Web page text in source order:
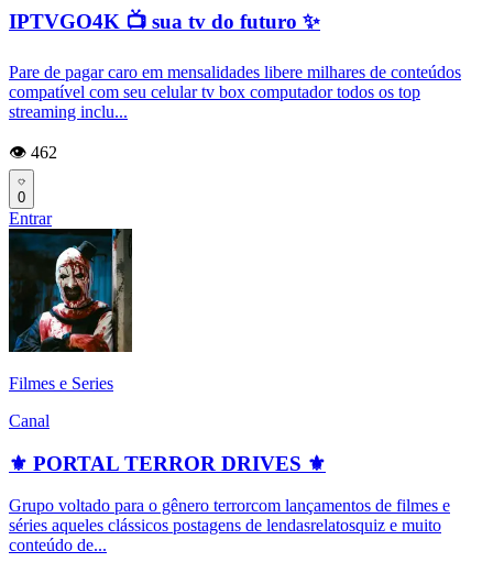
IPTVGO4K 📺 sua tv do futuro ✨
Pare de pagar caro em mensalidades libere milhares de conteúdos
compatível com seu celular tv box computador todos os top
streaming inclu...
👁️ 462
0
Entrar
Filmes e Series
Canal
⚜️ PORTAL TERROR DRIVES ⚜️
Grupo voltado para o gênero terrorcom lançamentos de filmes e
séries aqueles clássicos postagens de lendasrelatosquiz e muito
conteúdo de...